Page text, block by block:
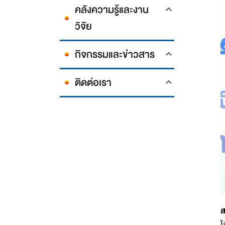
คลังความรู้และงาน
วิจัย
กิจกรรมและข่าวสาร
ติดต่อเรา